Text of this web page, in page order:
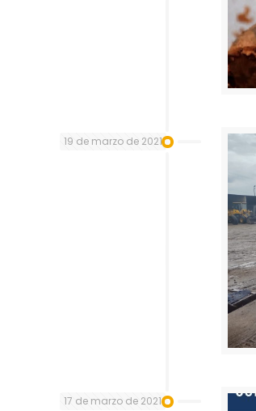
19 de marzo de 2021
17 de marzo de 2021